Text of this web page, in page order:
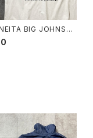
JOHNSO
イビング バックプリ
ング シングルステッ